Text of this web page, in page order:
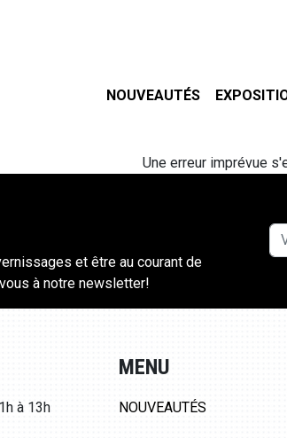
NOUVEAUTÉS
Une erreur imprévue
et être au courant de
à notre newsletter!
à 13h
MENU
NOUVEAUTÉS